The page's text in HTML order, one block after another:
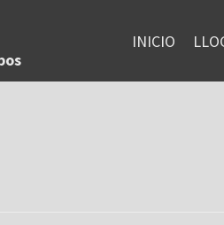
INICIO